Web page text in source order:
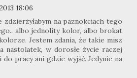
18:06
zdzierżyłabym na paznokciach tego
albo jednolity kolor, albo brokat
Jestem zdania, że takie misz
nastolatek, w dorosłe życie raczej
do pracy ani gdzie wyjść. Jedynie na